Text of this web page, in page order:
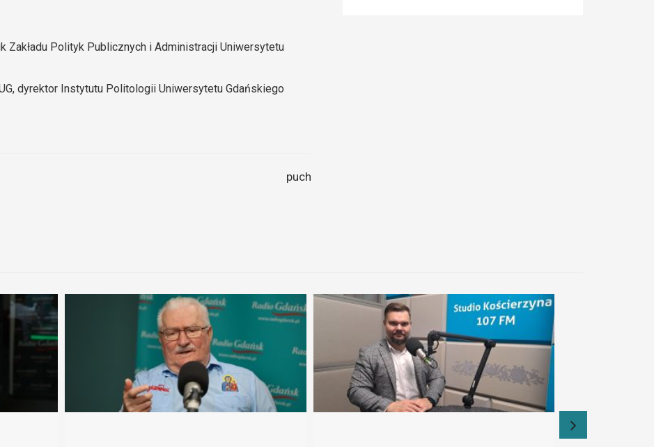
Zakładu Polityk Publicznych i Administracji Uniwersytetu
dyrektor Instytutu Politologii Uniwersytetu Gdańskiego
puch